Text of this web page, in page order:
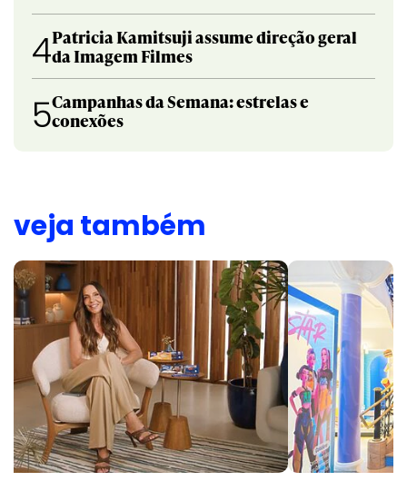
4Patricia Kamitsuji assume direção geral
da Imagem Filmes
5Campanhas da Semana: estrelas e
conexões
veja também